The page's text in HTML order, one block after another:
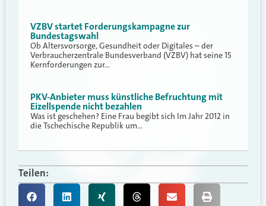
VZBV startet Forderungskampagne zur
Bundestagswahl
Ob Altersvorsorge, Gesundheit oder Digitales – der
Verbraucherzentrale Bundesverband (VZBV) hat seine 15
Kernforderungen zur…
PKV-Anbieter muss künstliche Befruchtung mit
Eizellspende nicht bezahlen
Was ist geschehen? Eine Frau begibt sich Im Jahr 2012 in
die Tschechische Republik um…
Teilen: